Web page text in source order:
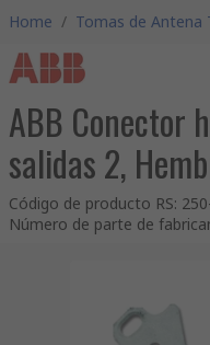
Home / Tomas de Antena
ABB Conector
salidas 2,
Código de producto RS:
Número de parte de